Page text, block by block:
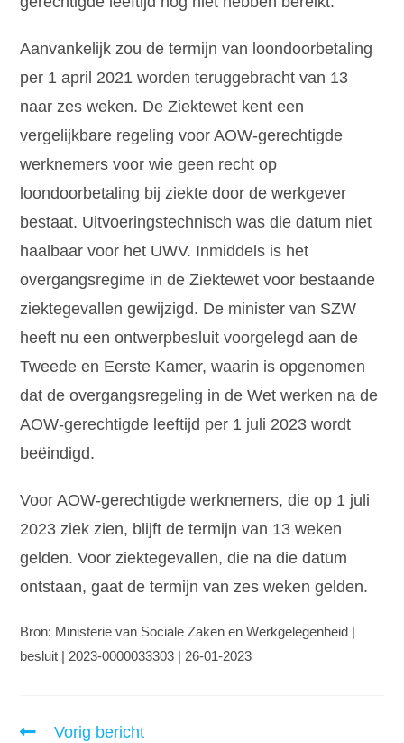
Aanvankelijk zou de termijn van loondoorbetaling
per 1 april 2021 worden teruggebracht van 13
naar zes weken. De Ziektewet kent een
vergelijkbare regeling voor AOW-gerechtigde
werknemers voor wie geen recht op
loondoorbetaling bij ziekte door de werkgever
bestaat. Uitvoeringstechnisch was die datum niet
haalbaar voor het UWV. Inmiddels is het
overgangsregime in de Ziektewet voor bestaande
ziektegevallen gewijzigd. De minister van SZW
heeft nu een ontwerpbesluit voorgelegd aan de
Tweede en Eerste Kamer, waarin is opgenomen
dat de overgangsregeling in de Wet werken na de
AOW-gerechtigde leeftijd per 1 juli 2023 wordt
beëindigd.
Voor AOW-gerechtigde werknemers, die op 1 juli
2023 ziek zien, blijft de termijn van 13 weken
gelden. Voor ziektegevallen, die na die datum
ontstaan, gaat de termijn van zes weken gelden.
Bron: Ministerie van Sociale Zaken en Werkgelegenheid |
besluit | 2023-0000033303 | 26-01-2023
Vorig bericht